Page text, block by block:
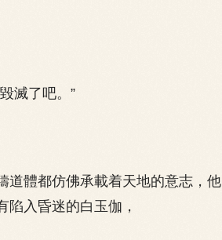
滅了吧。”
體都仿佛承載着天地的意志，他
陷入昏迷的白玉伽，